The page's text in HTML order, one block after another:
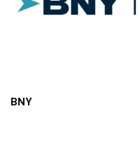
BNY